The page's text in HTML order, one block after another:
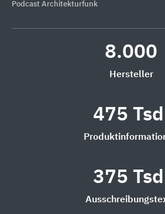
Podcast Architekturfunk
8.000
Hersteller
475
375